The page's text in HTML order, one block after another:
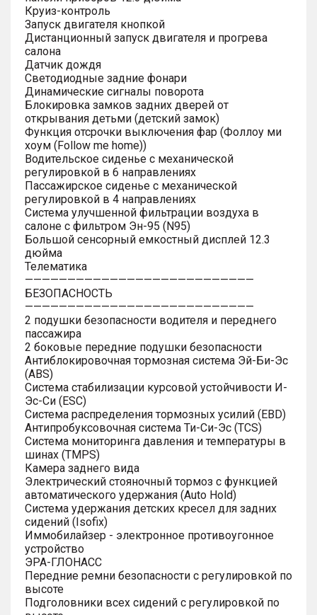
Круиз-контроль
Запуск двигателя кнопкой
Дистанционный запуск двигателя и прогрева
салона
Датчик дождя
Светодиодные задние фонари
Динамические сигналы поворота
Блокировка замков задних дверей от
открывания детьми (детский замок)
Функция отсрочки выключения фар (Фоллоу ми
хоум (Follow me home))
Водительское сиденье с механической
регулировкой в 6 направлениях
Пассажирское сиденье с механической
регулировкой в 4 направлениях
Система улучшенной фильтрации воздуха в
салоне с фильтром Эн-95 (N95)
Большой сенсорный емкостный дисплей 12.3
дюйма
Телематика
———————————————————————————
БЕЗОПАСНОСТЬ
———————————————————————————
2 подушки безопасности водителя и переднего
пассажира
2 боковые передние подушки безопасности
Антиблокировочная тормозная система Эй-Би-Эс
(ABS)
Система стабилизации курсовой устойчивости И-
Эс-Си (ESC)
Система распределения тормозных усилий (EBD)
Антипробуксовочная система Ти-Си-Эс (TCS)
Система мониторинга давления и температуры в
шинах (TMPS)
Камера заднего вида
Электрический стояночный тормоз с функцией
автоматического удержания (Auto Hold)
Система удержания детских кресел для задних
сидений (Isofix)
Иммобилайзер - электронное противоугонное
устройство
ЭРА-ГЛОНАСС
Передние ремни безопасности с регулировкой по
высоте
Подголовники всех сидений с регулировкой по